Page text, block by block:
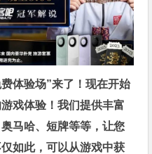
费体验场”来了！现在开始
戏体验！我们提供丰富
马哈、短牌等等，让您
如此，可以从游戏中获